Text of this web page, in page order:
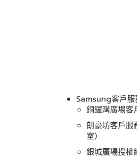
Samsung客戶
銅鑼灣廣場客
朗豪坊客戶
室）
銀城廣場授權